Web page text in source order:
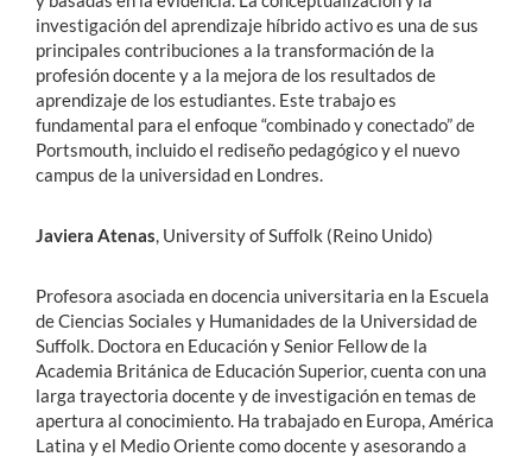
investigación del aprendizaje híbrido activo es una de sus
principales contribuciones a la transformación de la
profesión docente y a la mejora de los resultados de
aprendizaje de los estudiantes. Este trabajo es
fundamental para el enfoque “combinado y conectado” de
Portsmouth, incluido el rediseño pedagógico y el nuevo
campus de la universidad en Londres.
Javiera Atenas , University of Suffolk (Reino Unido)
Profesora asociada en docencia universitaria en la Escuela
de Ciencias Sociales y Humanidades de la Universidad de
Suffolk. Doctora en Educación y Senior Fellow de la
Academia Británica de Educación Superior, cuenta con una
larga trayectoria docente y de investigación en temas de
apertura al conocimiento. Ha trabajado en Europa, América
Latina y el Medio Oriente como docente y asesorando a